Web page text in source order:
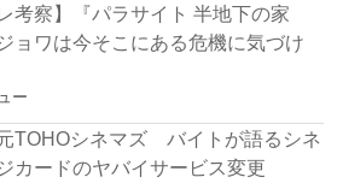
考察】『パラサイト 半地下の家
ョワは今そこにある危機に気づけ
ー
元TOHOシネマズ バイトが語るシネ
カードのヤバイサービス変更